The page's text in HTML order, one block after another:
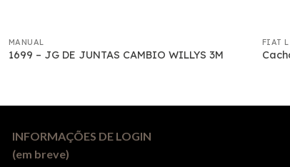
MANUAL
1699 – JG DE JUNTAS CAMBIO WILLYS 3M
FIAT
INFORMAÇÕES DE LOGIN
(em breve)